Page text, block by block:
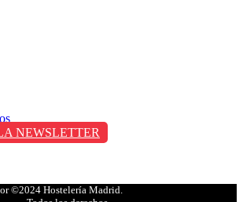
NEWSLETTER
©2024 Hostelería Madrid.